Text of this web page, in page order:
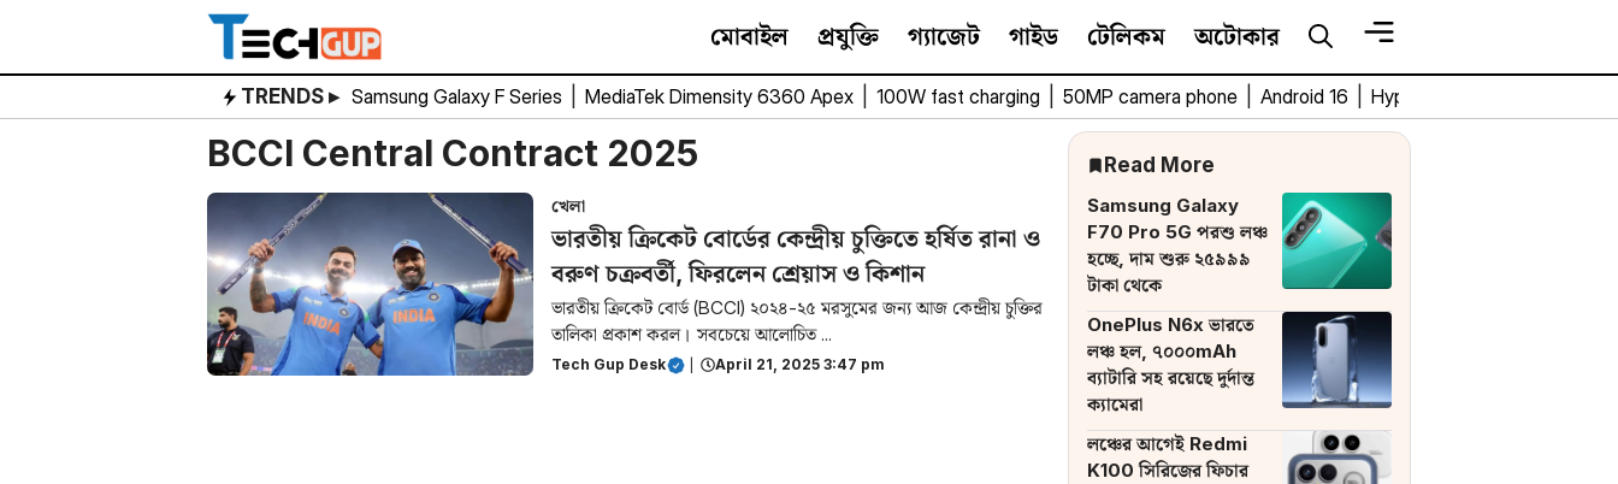
content
মোবাইল প্রযুক্তি গ্যাজেট গাইড টেলিকম অটোকার
TRENDS ▸ Samsung Galaxy F Series MediaTek Dimensity 6360 Apex 100W fast charging 50MP camera phone Android 16 HyperOS 3
BCCI Central Contract 2025
খেলা
ভারতীয় ক্রিকেট বোর্ডের কেন্দ্রীয় চুক্তিতে হর্ষিত রানা ও
বরুণ চক্রবর্তী, ফিরলেন শ্রেয়াস ও কিশান
ভারতীয় ক্রিকেট বোর্ড (BCCI) ২০২৪-২৫ মরসুমের জন্য আজ কেন্দ্রীয় চুক্তির
তালিকা প্রকাশ করল। সবচেয়ে আলোচিত ...
Tech Gup Desk April 21, 2025 3:47 pm
Read More
Samsung Galaxy
F70 Pro 5G পরশু লঞ্চ
হচ্ছে, দাম শুরু ২৫৯৯৯
টাকা থেকে
OnePlus N6x ভারতে
লঞ্চ হল, ৭০০০mAh
ব্যাটারি সহ রয়েছে দুর্দান্ত
ক্যামেরা
লঞ্চের আগেই Redmi
K100 সিরিজের ফিচার